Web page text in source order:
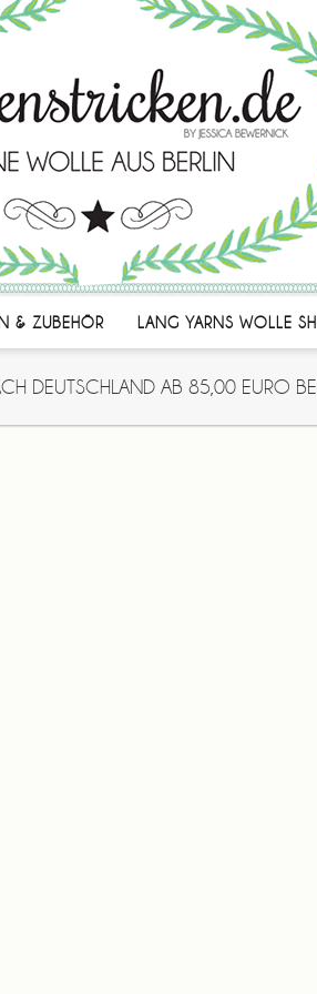
& ZUBEHÖR LANG YARNS WOLLE
DEUTSCHLAND AB 85,00 EURO